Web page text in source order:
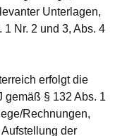
Unterlagen,
Nr. 2 und 3, Abs. 4
erfolgt die
gemäß § 132 Abs. 1
Rechnungen,
der